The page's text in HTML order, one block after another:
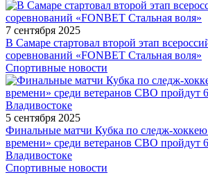
7 сентября 2025
В Самаре стартовал второй этап
соревнований «FONBET Стальная воля»
Спортивные новости
5 сентября 2025
Финальные матчи Кубка по следж-
времени» среди ветеранов СВО пройдут
Владивостоке
Спортивные новости